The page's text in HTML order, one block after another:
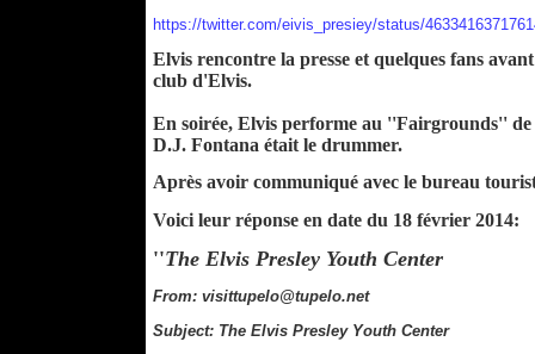
https://twitter.com/eivis_presiey/status/
Elvis rencontre la presse et quelques fans
club d'Elvis.
En soirée, Elvis performe au ''Fairgrounds'' de
D.J. Fontana était le drummer.
Après avoir communiqué avec le bureau
Voici leur réponse en date du 18 février 2014:
''The Elvis Presley Youth Center
From: visittupelo@tupelo.net
Subject: The Elvis Presley Youth Center